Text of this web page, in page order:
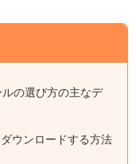
の選び方の主なデ
ダウンロードする方法